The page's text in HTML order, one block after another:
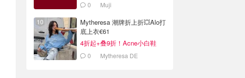
0 Muji
Mytheresa 潮牌折上折💥Alo打
底上衣€61
4折起+叠9折！Acne小白鞋
€2640 Mytheresa DE